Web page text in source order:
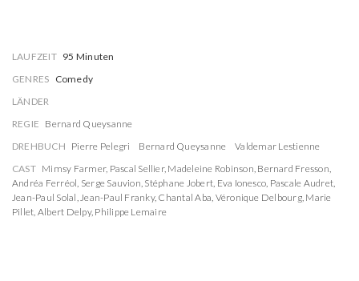
LAUFZEIT 95 Minuten
GENRES Comedy
LÄNDER
REGIE Bernard Queysanne
DREHBUCH Pierre Pelegri Bernard Queysanne
Valdemar Lestienne
CAST Mimsy Farmer, Pascal Sellier, Madeleine Robinson, Bernard Fresson,
Andréa Ferréol, Serge Sauvion, Stéphane Jobert, Eva Ionesco, Pascale Audret,
Jean-Paul Solal,Jean-Paul Franky, Chantal Aba, Véronique Delbourg, Marie
Pillet, Albert Delpy, Philippe Lemaire